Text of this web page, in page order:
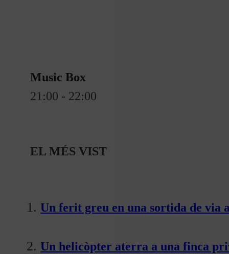
Music Box
21:00 - 22:00
EL MÉS VIST
Un ferit greu en una sortida de via
Un helicòpter aterra a una finca